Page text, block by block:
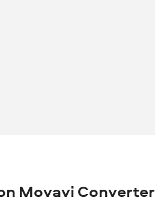
Movavi Converter